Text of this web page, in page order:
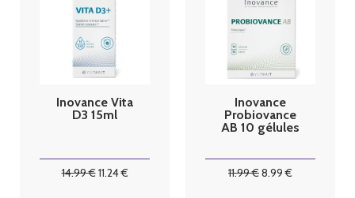
Inovance Vita
D3 15ml
14.99€11.24€
Inovance
Probiovance
AB 10 gélules
11.99€8.99 €